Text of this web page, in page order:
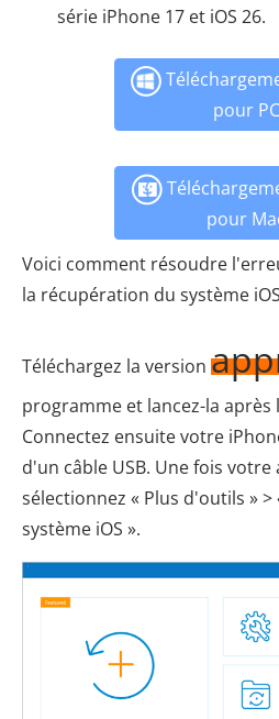
série iPhone 17 et iOS 26.
pour PC
pour
Voici comment résoudre
la récupération du système
Téléchargez la version
programme et lancez-la
Connectez ensuite votre
d'un câble USB. Une fois
sélectionnez « Plus d'outils »
système iOS ».